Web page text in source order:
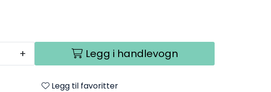
+ Legg i handlevogn
Legg til favoritter